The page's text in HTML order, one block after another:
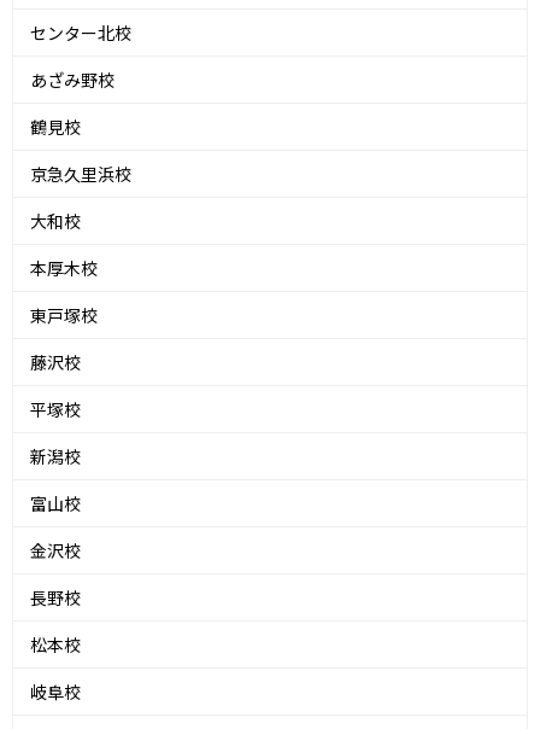
センター北校
あざみ野校
鶴見校
京急久里浜校
大和校
本厚木校
東戸塚校
藤沢校
平塚校
新潟校
富山校
金沢校
長野校
松本校
岐阜校